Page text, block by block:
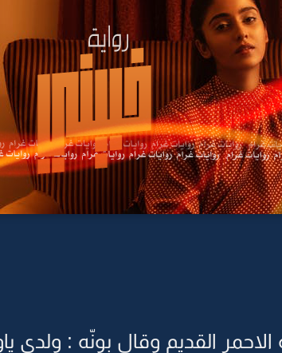
القديم وقال بونّه : ولدي